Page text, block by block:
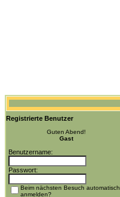
Registrierte Benutzer
Guten Abend!
Gast
Benutzername:
Passwort:
Beim nächsten Besuch automatisch
anmelden?